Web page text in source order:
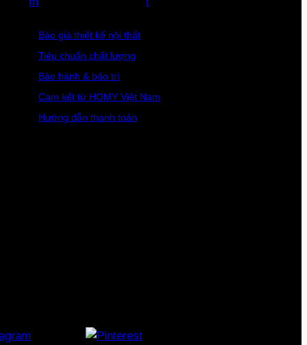
Báo giá thiết kế nội thất
Tiêu chuẩn chất lượng
Bảo hành & bảo trì
Cam kết từ HOMY Việt Nam
Hướng dẫn thanh toán